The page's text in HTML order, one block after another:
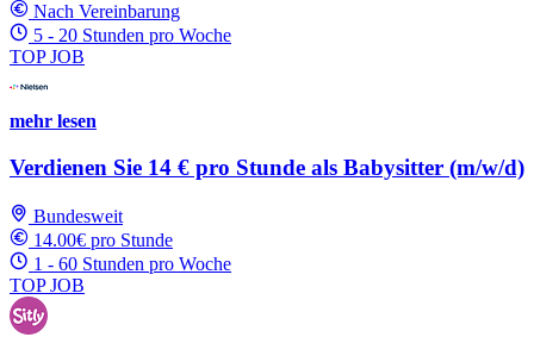
Nach Vereinbarung
5 - 20 Stunden pro Woche
TOP JOB
mehr lesen
Verdienen Sie 14 € pro Stunde als Babysitter (m/w/d)
Bundesweit
14.00€ pro Stunde
1 - 60 Stunden pro Woche
TOP JOB